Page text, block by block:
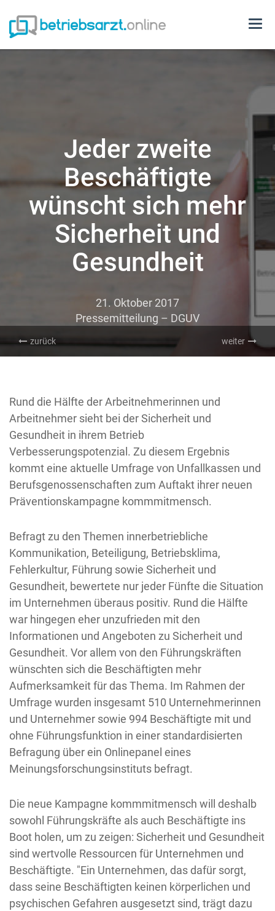
Jeder zweite
Beschäftigte
wünscht sich mehr
Sicherheit und
Gesundheit
21. Oktober 2017
Pressemitteilung – DGUV
zurück weiter
Rund die Hälfte der Arbeitnehmerinnen und
Arbeitnehmer sieht bei der Sicherheit und
Gesundheit in ihrem Betrieb
Verbesserungspotenzial. Zu diesem Ergebnis
kommt eine aktuelle Umfrage von Unfallkassen und
Berufsgenossenschaften zum Auftakt ihrer neuen
Präventionskampagne kommmitmensch.
Befragt zu den Themen innerbetriebliche
Kommunikation, Beteiligung, Betriebsklima,
Fehlerkultur, Führung sowie Sicherheit und
Gesundheit, bewertete nur jeder Fünfte die Situation
im Unternehmen überaus positiv. Rund die Hälfte
war hingegen eher unzufrieden mit den
Informationen und Angeboten zu Sicherheit und
Gesundheit. Vor allem von den Führungskräften
wünschten sich die Beschäftigten mehr
Aufmerksamkeit für das Thema. Im Rahmen der
Umfrage wurden insgesamt 510 Unternehmerinnen
und Unternehmer sowie 994 Beschäftigte mit und
ohne Führungsfunktion in einer standardisierten
Befragung über ein Onlinepanel eines
Meinungsforschungsinstituts befragt.
Die neue Kampagne kommmitmensch will deshalb
sowohl Führungskräfte als auch Beschäftigte ins
Boot holen, um zu zeigen: Sicherheit und Gesundheit
sind wertvolle Ressourcen für Unternehmen und
Beschäftigte. "Ein Unternehmen, das dafür sorgt,
dass seine Beschäftigten keinen körperlichen und
psychischen Gefahren ausgesetzt sind, trägt dazu